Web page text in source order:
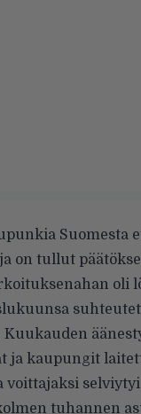
Suomesta
on tullut
oli
Kuukauden
ja kaupungit
voittajaksi
tuhannen